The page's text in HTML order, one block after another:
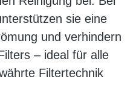
sie eine
und verhindern
– ideal für alle
Filtertechnik